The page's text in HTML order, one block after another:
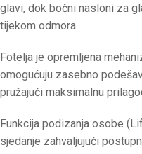
glavi, dok bočni nasloni za
tijekom odmora.
Fotelja je opremljena
omogućuju zasebno
pružajući maksimalnu
Funkcija podizanja osobe
sjedanje zahvaljujući